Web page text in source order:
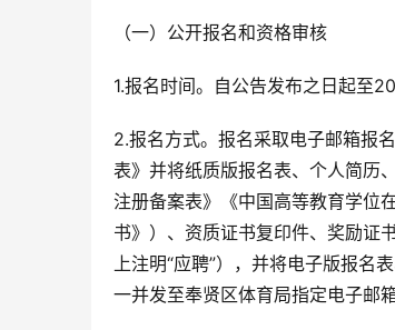
（一）公开报名和资格审核
1.报名时间。自公告发布之日起至
2.报名方式。报名采取电子邮箱报
表》并将纸质版报名表、个人简历
注册备案表》《中国高等教育学位
书》）、资质证书复印件、奖励证
上注明“应聘”），并将电子版报名
一并发至奉贤区体育局指定电子邮箱